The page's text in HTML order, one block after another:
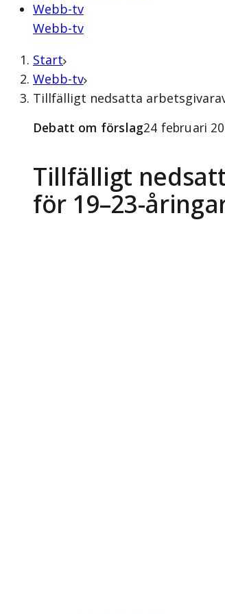
Webb-tv
Webb-tv
Start
Webb-tv
Tillfälligt nedsatta
Tillfälligt
för 19–23-
Debatt om förslag24 februari